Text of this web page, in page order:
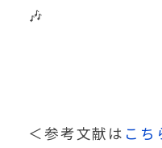
🎶
＜参考文献は こち